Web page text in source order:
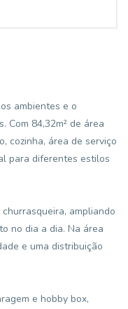
ambientes e o
Com 84,32m² de área
cozinha, área de serviço
para diferentes estilos
ampliando
no dia a dia. Na área
e uma distribuição
e hobby box,